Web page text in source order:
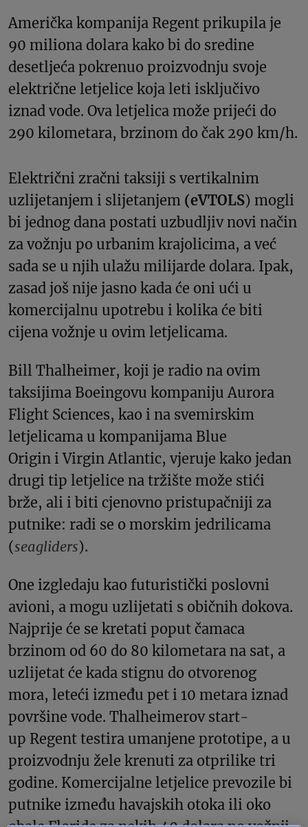
Američka kompanija Regent prikupila je
90 miliona dolara kako bi do sredine
desetljeća pokrenuo proizvodnju svoje
električne letjelice koja leti isključivo
iznad vode. Ova letjelica može prijeći do
290 kilometara, brzinom do čak 290 km/h.
Električni zračni taksiji s vertikalnim
uzlijetanjem i slijetanjem (eVTOLS) mogli
bi jednog dana postati uzbudljiv novi način
za vožnju po urbanim krajolicima, a već
sada se u njih ulažu milijarde dolara. Ipak,
zasad još nije jasno kada će oni ući u
komercijalnu upotrebu i kolika će biti
cijena vožnje u ovim letjelicama.
Bill Thalheimer, koji je radio na ovim
taksijima Boeingovu kompaniju Aurora
Flight Sciences, kao i na svemirskim
letjelicama u kompanijama Blue
Origin i Virgin Atlantic, vjeruje kako jedan
drugi tip letjelice na tržište može stići
brže, ali i biti cjenovno pristupačniji za
putnike: radi se o morskim jedrilicama
(seagliders).
One izgledaju kao futuristički poslovni
avioni, a mogu uzlijetati s običnih dokova.
Najprije će se kretati poput čamaca
brzinom od 60 do 80 kilometara na sat, a
uzlijetat će kada stignu do otvorenog
mora, leteći između pet i 10 metara iznad
površine vode. Thalheimerov start-
up Regent testira umanjene prototipe, a u
proizvodnju žele krenuti za otprilike tri
godine. Komercijalne letjelice prevozile bi
putnike između havajskih otoka ili oko